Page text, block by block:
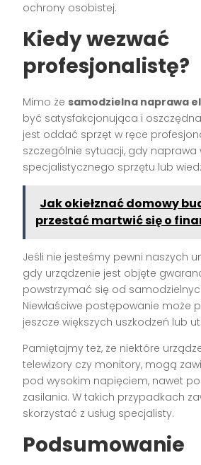
ochrony osobistej.
Kiedy wezwać
profesjonalistę?
Mimo że samodzielna naprawa
być satysfakcjonująca i
jest oddać sprzęt w ręce
szczególnie sytuacji, gdy
specjalistycznego sprzętu lub
Jak okiełznać domowy
przestać martwić się o
Jeśli nie jesteśmy pewni naszych
gdy urządzenie jest objęte
powstrzymać się od
Niewłaściwe postępowanie może
jeszcze większych uszkodzeń lub
Pamiętajmy też, że niektóre
telewizory czy monitory, mogą
pod wysokim napięciem, nawet
zasilania. W takich przypadkach
skorzystać z usług specjalisty.
Podsumowanie